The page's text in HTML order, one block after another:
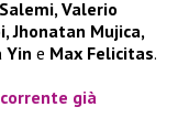
Valerio
Jhonatan Mujica,
Yin e Max Felicitas.
già